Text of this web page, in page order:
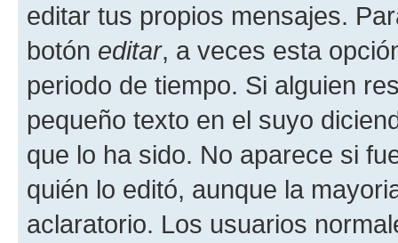
editar tus propios mensajes.
botón editar, a veces esta
periodo de tiempo. Si alguien
pequeño texto en el suyo
que lo ha sido. No aparece si
quién lo editó, aunque la
aclaratorio. Los usuarios